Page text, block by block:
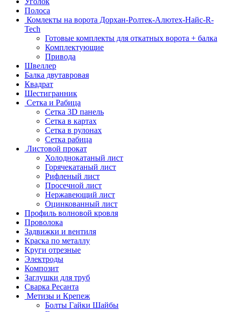
Полоса
Комлекты на ворота Дорхан-Ролтек-Алютех-Найс-R-
Tech
Готовые комплекты для откатных ворота + балка
Комплектующие
Привода
Швеллер
Балка двутавровая
Квадрат
Шестигранник
Сетка и Рабица
Сетка 3D панель
Сетка в картах
Сетка в рулонах
Сетка рабица
Листовой прокат
Холоднокатаный лист
Горячекатаный лист
Рифленый лист
Просечной лист
Нержавеющий лист
Оцинкованный лист
Профиль волновой кровля
Проволока
Задвижки и вентиля
Краска по металлу
Круги отрезные
Электроды
Композит
Заглушки для труб
Сварка Ресанта
Метизы и Крепеж
Болты Гайки Шайбы